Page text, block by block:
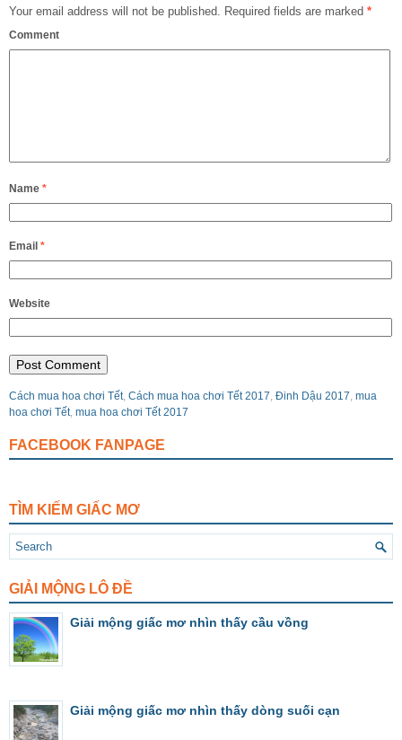
Your email address will not be published. Required fields are marked *
Comment
Name *
Email *
Website
Cách mua hoa chơi Tết, Cách mua hoa chơi Tết 2017, Đinh Dậu 2017, mua
hoa chơi Tết, mua hoa chơi Tết 2017
FACEBOOK FANPAGE
TÌM KIẾM GIẤC MƠ
GIẢI MỘNG LÔ ĐỀ
Giải mộng giấc mơ nhìn thấy cầu vồng
Giải mộng giấc mơ nhìn thấy dòng suối cạn